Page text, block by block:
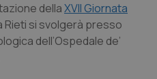
dellaXVII Giornata
Rieti si svolgerà presso
dell’Ospedale de’